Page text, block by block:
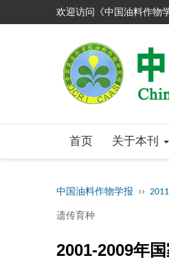
欢迎访问《中国油料作物
首页 关于本刊
中国油料作物学报 ››
遗传育种
2001-2009年